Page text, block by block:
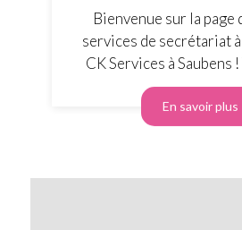
Bienvenue sur la page
services de secrétariat
CK Services à Saubens
En savoir plus